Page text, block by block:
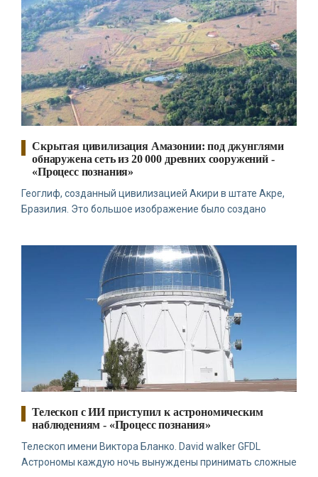
Скрытая цивилизация Амазонии: под джунглями
обнаружена сеть из 20 000 древних сооружений -
«Процесс познания»
Геоглиф, созданный цивилизацией Акири в штате Акре,
Бразилия. Это большое изображение было создано
Телескоп с ИИ приступил к астрономическим
наблюдениям - «Процесс познания»
Телескоп имени Виктора Бланко. David walker GFDL
Астрономы каждую ночь вынуждены принимать сложные